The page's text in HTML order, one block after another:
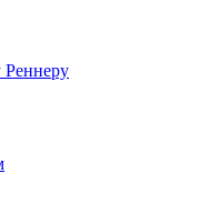
Реннеру